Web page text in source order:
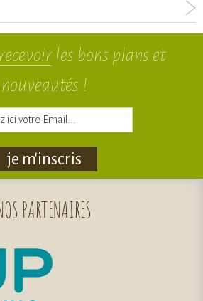
les bons plans et
nouveautés !
je m'inscris
PARTENAIRES